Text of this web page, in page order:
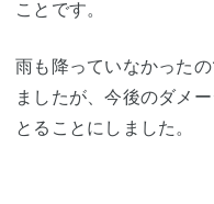
ことです。
雨も降っていなかった
ましたが、今後のダメ
とることにしました。